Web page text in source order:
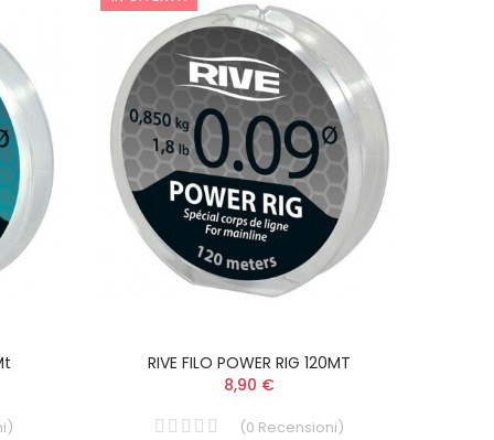
)
RIVE FILO POWER RIG 120MT
8,90 €
(0 Recensioni)